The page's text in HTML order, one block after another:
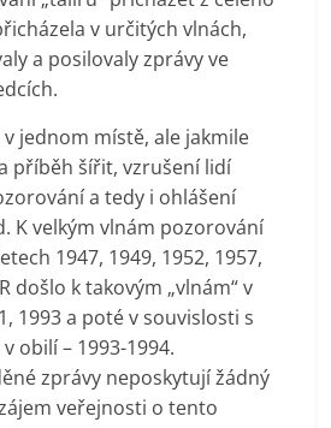
v určitých vlnách,
a posilovaly zprávy ve
jednom místě, ale jakmile
příběh šířit, vzrušení lidí
a tedy i ohlášení
K velkým vlnám pozorování
1947, 1949, 1952, 1957,
došlo k takovým „vlnám“ v
1993 a poté v souvislosti s
obilí – 1993-1994.
zprávy neposkytují žádný
veřejnosti o tento